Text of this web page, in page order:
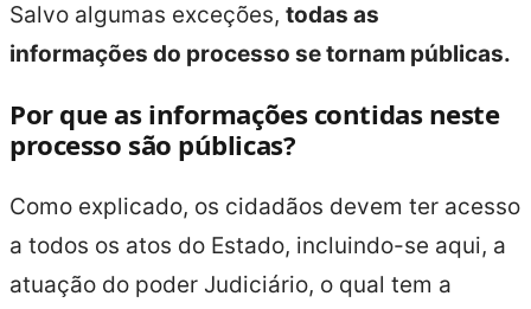
Salvo algumas exceções, todas as
informações do processo se tornam públicas.
Por que as informações contidas neste
processo são públicas?
Como explicado, os cidadãos devem ter acesso
a todos os atos do Estado, incluindo-se aqui, a
atuação do poder Judiciário, o qual tem a